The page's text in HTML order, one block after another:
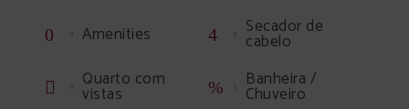
Amenities Secador de
cabelo
Quarto com
vistas
Banheira /
Chuveiro